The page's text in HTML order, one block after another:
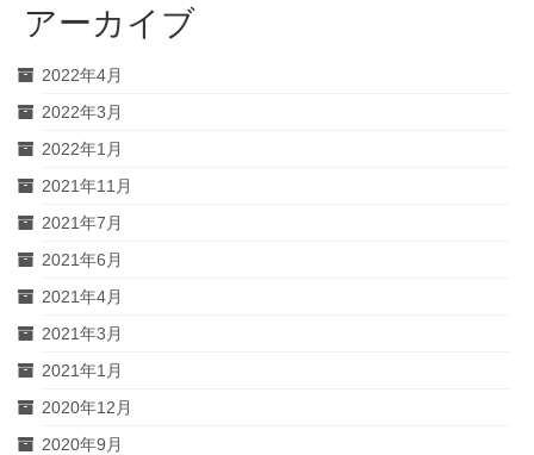
アーカイブ
2022年4月
2022年3月
2022年1月
2021年11月
2021年7月
2021年6月
2021年4月
2021年3月
2021年1月
2020年12月
2020年9月